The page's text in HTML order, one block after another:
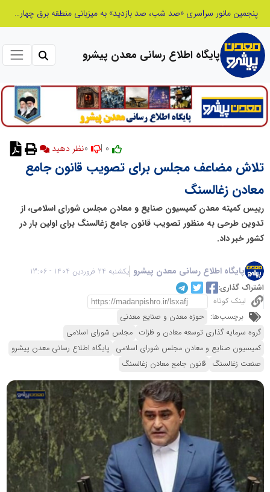
پنجمین مانور سراسری «صد شب، صد بازدید» به میزبانی منطقه برق چهاردانگه
پایگاه اطلاع رسانی معدن پیشرو
نظر دهید
تلاش مضاعف مجلس برای تصویب قانون جامع
معادن زغالسنگ
رییس کمیته معدن کمیسیون صنایع و معادن مجلس شورای اسلامی، از
تدوین طرحی به منظور تصویب قانون جامع زغالسنگ برای اولین بار در
کشور خبر داد.
پایگاه اطلاع رسانی معدن پیشرو یکشنبه 24 فروردین 1404 - 13:06
اشتراک گذاری:
لینک کوتاه
برچسب‌ها: حوزه معدن و صنایع معدنی
گروه سرمایه گذاری توسعه معادن و فلزات مجلس شورای اسلامی
کمیسیون صنایع و معادن مجلس شورای اسلامی پایگاه اطلاع رسانی معدن پیشرو
صنعت زغالسنگ قانون جامع معادن زغالسنگ